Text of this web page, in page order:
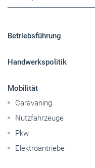
Betriebsführung
Handwerkspolitik
Mobilität
Caravaning
Nutzfahrzeuge
Pkw
Elektroantriebe